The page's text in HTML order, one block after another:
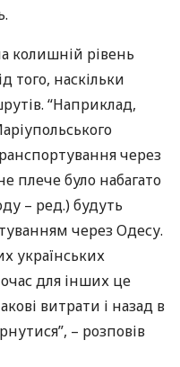
колишній рівень
того, наскільки
“Наприклад,
через
плече було набагато
– ред.) будуть
через Одесу.
українських
для інших це
витрати і назад в
– розповів